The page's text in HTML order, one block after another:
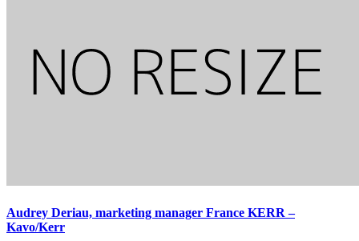
Audrey Deriau, marketing manager France KERR –
Kavo/Kerr